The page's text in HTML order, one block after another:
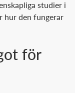
studier i
hur den fungerar
för